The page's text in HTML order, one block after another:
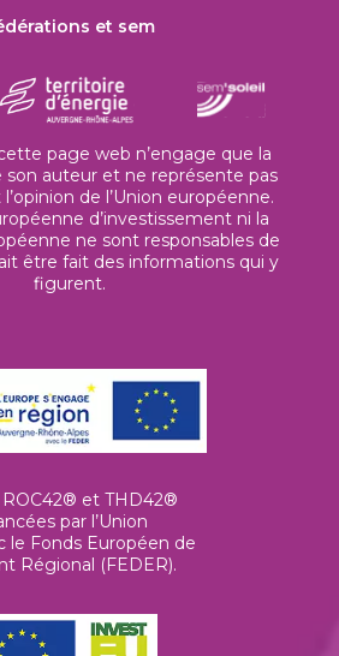
et sem
page web n’engage que la
son auteur et ne représente pas
de l’Union européenne.
d’investissement ni la
ne sont responsables de
être fait des informations qui y
figurent.
ROC42® et THD42®
par l’Union
le Fonds Européen de
Régional (FEDER).